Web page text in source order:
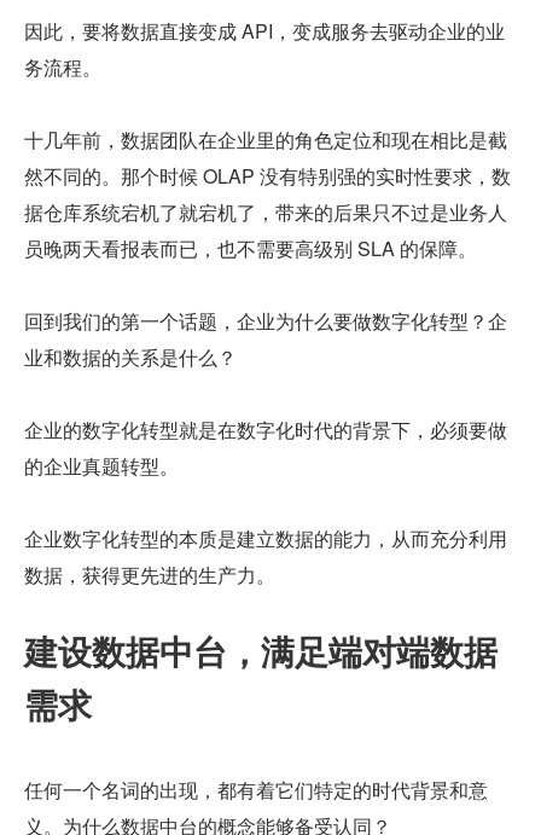
因此，要将数据直接变成 API，变成服务去驱动企业的业
务流程。
十几年前，数据团队在企业里的角色定位和现在相比是截
然不同的。那个时候 OLAP 没有特别强的实时性要求，数
据仓库系统宕机了就宕机了，带来的后果只不过是业务人
员晚两天看报表而已，也不需要高级别 SLA 的保障。
回到我们的第一个话题，企业为什么要做数字化转型？企
业和数据的关系是什么？
企业的数字化转型就是在数字化时代的背景下，必须要做
的企业真题转型。
企业数字化转型的本质是建立数据的能力，从而充分利用
数据，获得更先进的生产力。
建设数据中台，满足端对端数据
需求
任何一个名词的出现，都有着它们特定的时代背景和意
义。为什么数据中台的概念能够备受认同？